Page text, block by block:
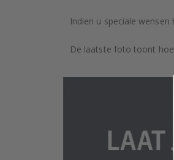
Indien u speciale
De laatste foto toont